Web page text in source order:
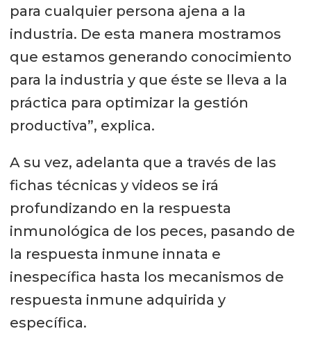
para cualquier persona ajena a la
industria. De esta manera mostramos
que estamos generando conocimiento
para la industria y que éste se lleva a la
práctica para optimizar la gestión
productiva”, explica.
A su vez, adelanta que a través de las
fichas técnicas y videos se irá
profundizando en la respuesta
inmunológica de los peces, pasando de
la respuesta inmune innata e
inespecífica hasta los mecanismos de
respuesta inmune adquirida y
específica.